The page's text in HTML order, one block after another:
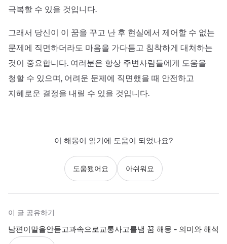
극복할 수 있을 것입니다.
그래서 당신이 이 꿈을 꾸고 난 후 현실에서 제어할 수 없는
문제에 직면하더라도 마음을 가다듬고 침착하게 대처하는
것이 중요합니다. 여러분은 항상 주변사람들에게 도움을
청할 수 있으며, 어려운 문제에 직면했을 때 안전하고
지혜로운 결정을 내릴 수 있을 것입니다.
이 해몽이 읽기에 도움이 되었나요?
도움됐어요 아쉬워요
이 글 공유하기
남편이말을안듣고과속으로교통사고를냄 꿈 해몽 - 의미와 해석